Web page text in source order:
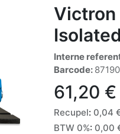
Victron
Interne
Barcode:
61,20 €
Recupel: 0,04
BTW 0%: 0,00